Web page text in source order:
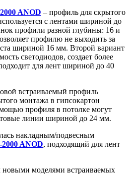
ANOD – профиль для скрытого
с лентами шириной до
профили разной глубины: 16 и
профилю не выходить за
шириной 16 мм. Второй вариант
светодиодов, создает более
для лент шириной до 40
встраиваемый профиль
монтажа в гипсокартон
профиля в потолке могут
линии шириной до 24 мм.
накладным/подвесным
ANOD, подходящий для лент
новыми моделями встраиваемых